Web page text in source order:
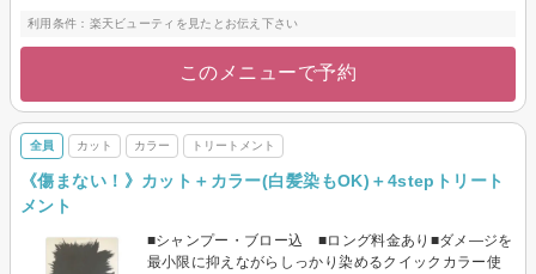
利用条件：楽天ビューティを見たとお伝え下さい
このメニューで予約
全員 カット カラー トリートメント
《傷まない！》カット＋カラー(白髪染もOK)＋4stepトリート
メント
■シャンプー・ブロー込 ■ロング料金あり■ダメ―ジを
最小限に抑えながらしっかり染めるクイックカラー使